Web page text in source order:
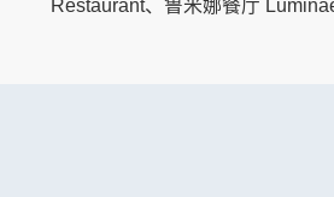
Restaurant、鲁米娜餐厅